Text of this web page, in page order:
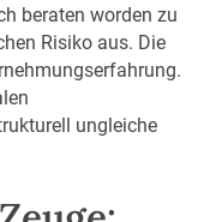
beraten worden zu
Risiko aus. Die
ungleiche